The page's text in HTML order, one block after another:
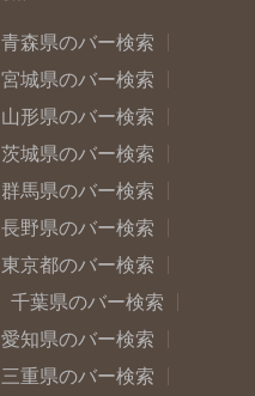
青森県のバー検索
宮城県のバー検索
山形県のバー検索
茨城県のバー検索
群馬県のバー検索
長野県のバー検索
東京都のバー検索
千葉県のバー検索
愛知県のバー検索
三重県のバー検索